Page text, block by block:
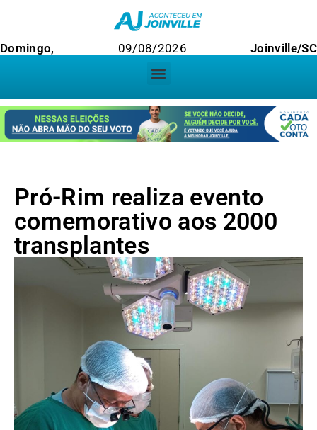
Domingo, 09/08/2026 Joinville/SC
Pró-Rim realiza evento
comemorativo aos 2000
transplantes